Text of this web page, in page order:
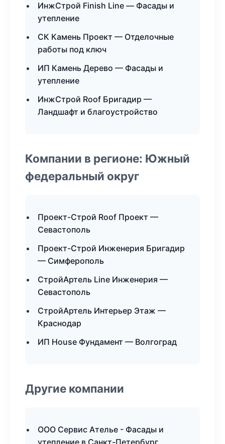
ИнжСтрой Finish Line — Фасады и
утепление
СК Камень Проект — Отделочные
работы под ключ
ИП Камень Дерево — Фасады и
утепление
ИнжСтрой Roof Бригадир —
Ландшафт и благоустройство
Компании в регионе: Южный
федеральный округ
Проект-Строй Roof Проект —
Севастополь
Проект-Строй Инженерия Бригадир
— Симферополь
СтройАртель Line Инженерия —
Севастополь
СтройАртель Интерьер Этаж —
Краснодар
ИП House Фундамент — Волгоград
Другие компании
ООО Сервис Ателье - Фасады и
утепление в Санкт-Петербург